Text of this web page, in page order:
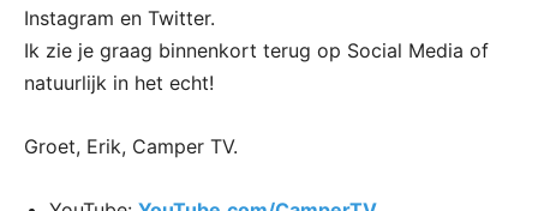
Instagram en Twitter.
Ik zie je graag binnenkort terug op Social Media of
natuurlijk in het echt!
Groet, Erik, Camper TV.